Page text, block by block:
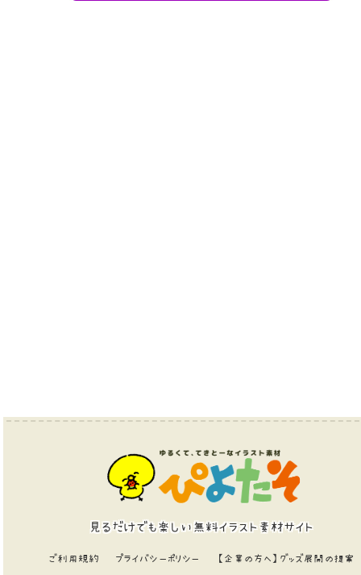
見るだけでも楽しい無料イラスト素材サイト
ご利用規約 プライバシーポリシー 【企業の方へ】グッズ展開の提案